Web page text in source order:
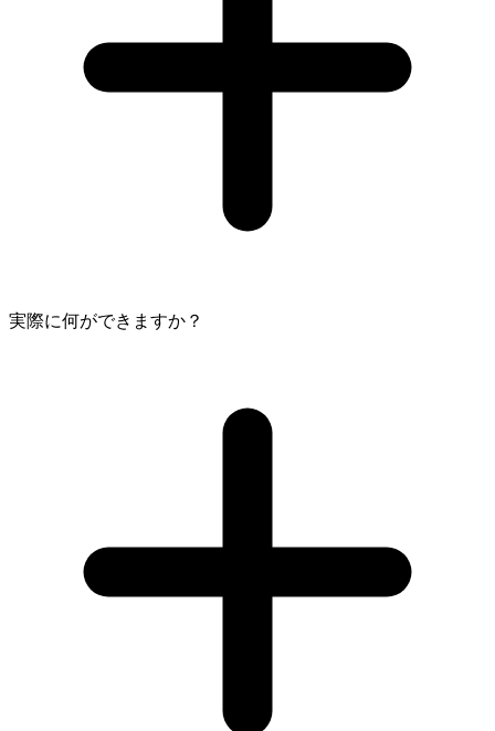
実際に何ができますか？